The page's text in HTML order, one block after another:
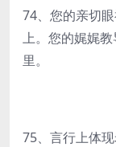
74、您的亲切
上。您的娓娓
里。
75、言行上体